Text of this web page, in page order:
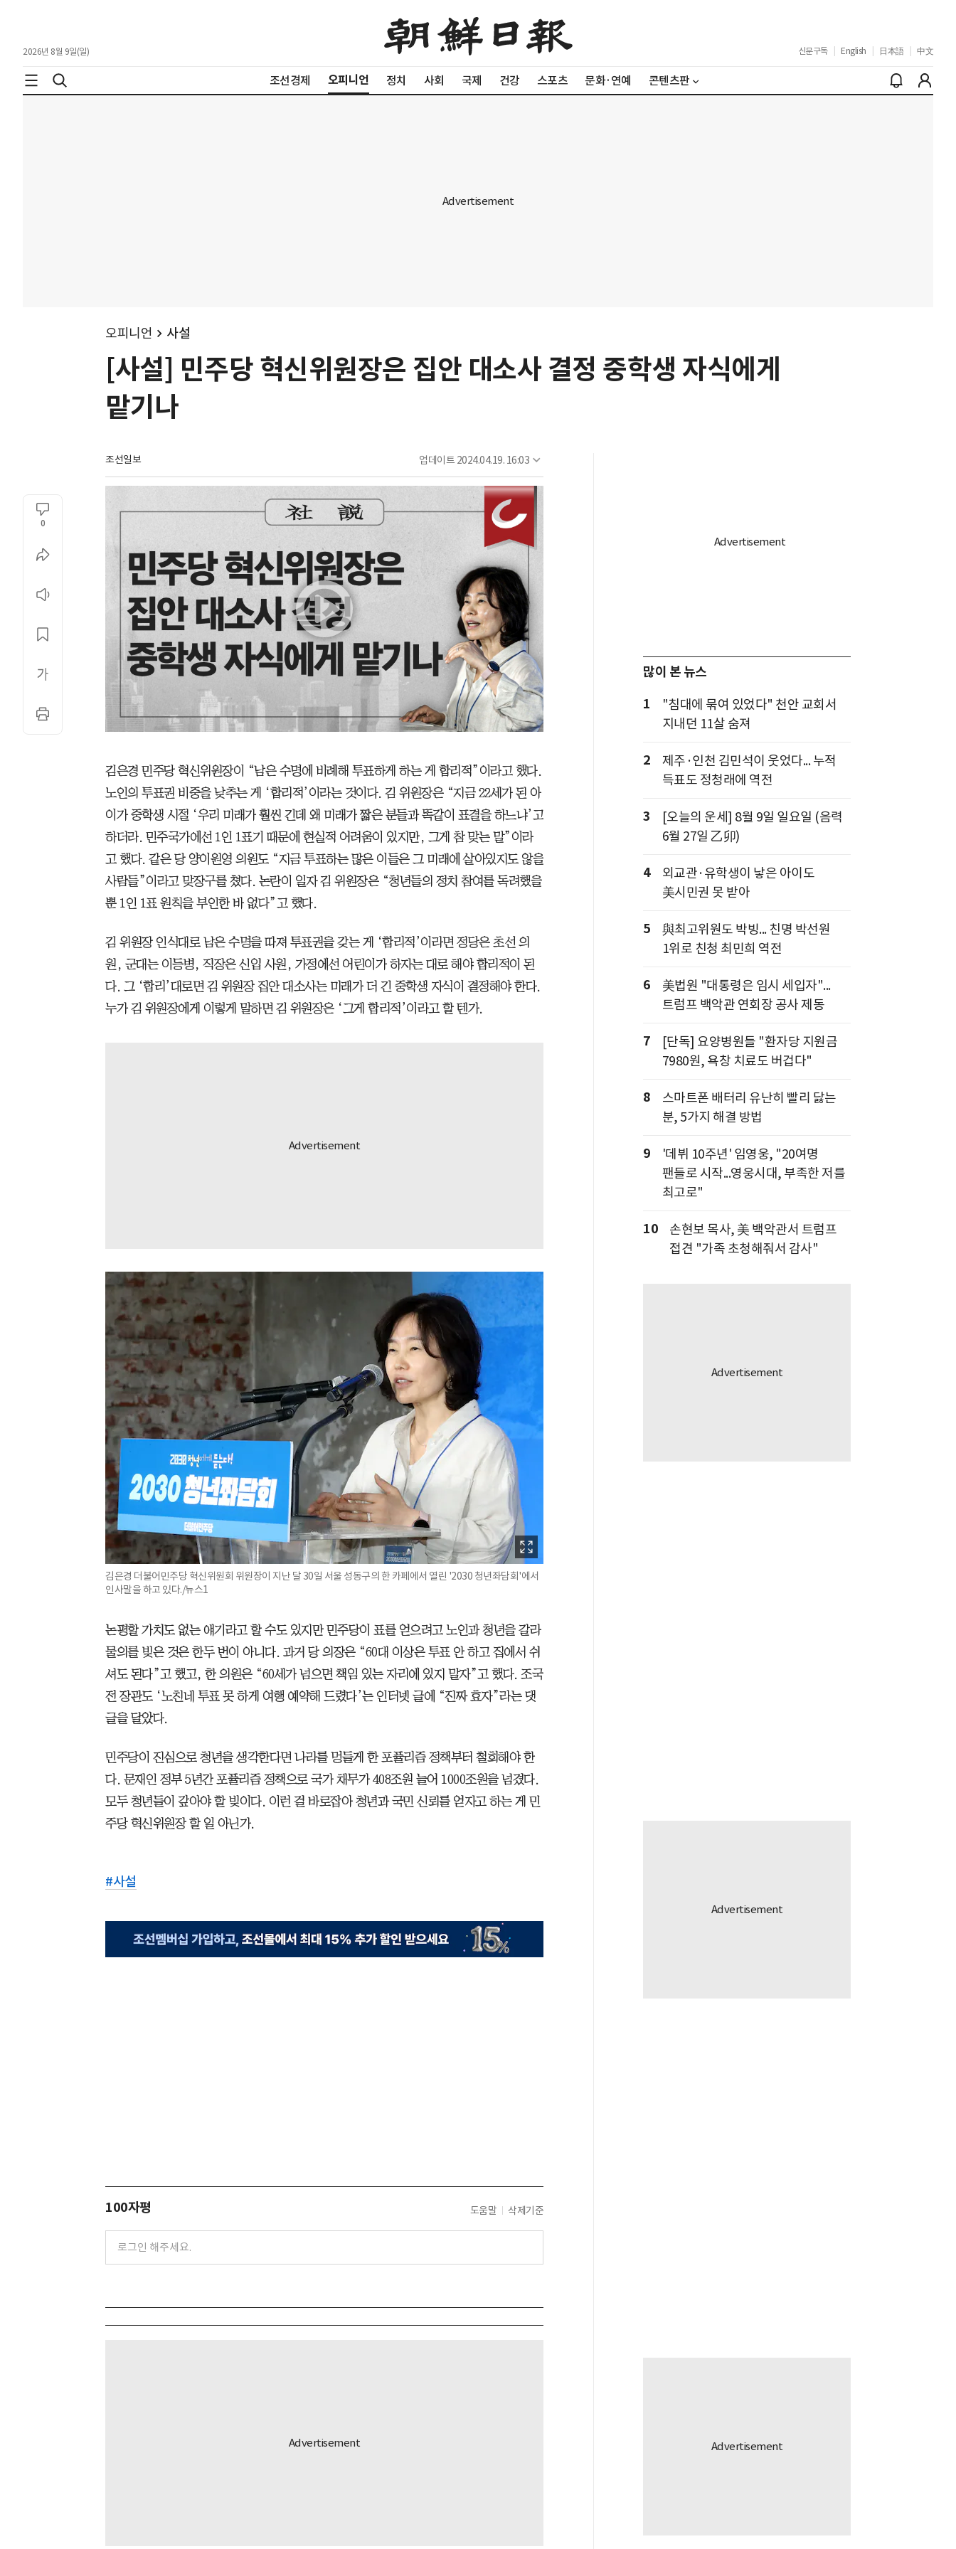
2026년 8월 9일(일) 신문구독 English 日本語 中文
조선경제 오피니언 정치 사회 국제 건강 스포츠 문화·연예 콘텐츠판
오피니언 사설
[사설] 민주당 혁신위원장은 집안 대소사 결정 중학생 자식에게
맡기나
조선일보 업데이트 2024.04.19. 16:03
0
김은경 민주당 혁신위원장이 “남은 수명에 비례해 투표하게 하는 게 합리적”이라고 했다.
노인의 투표권 비중을 낮추는 게 ‘합리적’이라는 것이다. 김 위원장은 “지금 22세가 된 아
이가 중학생 시절 ‘우리 미래가 훨씬 긴데 왜 미래가 짧은 분들과 똑같이 표결을 하느냐’고
하더라. 민주국가에선 1인 1표기 때문에 현실적 어려움이 있지만, 그게 참 맞는 말”이라
고 했다. 같은 당 양이원영 의원도 “지금 투표하는 많은 이들은 그 미래에 살아있지도 않을
사람들”이라고 맞장구를 쳤다. 논란이 일자 김 위원장은 “청년들의 정치 참여를 독려했을
뿐 1인 1표 원칙을 부인한 바 없다”고 했다.
김 위원장 인식대로 남은 수명을 따져 투표권을 갖는 게 ‘합리적’이라면 정당은 초선 의
원, 군대는 이등병, 직장은 신입 사원, 가정에선 어린이가 하자는 대로 해야 합리적이 된
다. 그 ‘합리’대로면 김 위원장 집안 대소사는 미래가 더 긴 중학생 자식이 결정해야 한다.
누가 김 위원장에게 이렇게 말하면 김 위원장은 ‘그게 합리적’이라고 할 텐가.
김은경 더불어민주당 혁신위원회 위원장이 지난 달 30일 서울 성동구의 한 카페에서 열린 '2030 청년좌담회'에서
인사말을 하고 있다./뉴스1
논평할 가치도 없는 얘기라고 할 수도 있지만 민주당이 표를 얻으려고 노인과 청년을 갈라
물의를 빚은 것은 한두 번이 아니다. 과거 당 의장은 “60대 이상은 투표 안 하고 집에서 쉬
셔도 된다”고 했고, 한 의원은 “60세가 넘으면 책임 있는 자리에 있지 말자”고 했다. 조국
전 장관도 ‘노친네 투표 못 하게 여행 예약해 드렸다’는 인터넷 글에 “진짜 효자”라는 댓
글을 달았다.
민주당이 진심으로 청년을 생각한다면 나라를 멍들게 한 포퓰리즘 정책부터 철회해야 한
다. 문재인 정부 5년간 포퓰리즘 정책으로 국가 채무가 408조원 늘어 1000조원을 넘겼다.
모두 청년들이 갚아야 할 빚이다. 이런 걸 바로잡아 청년과 국민 신뢰를 얻자고 하는 게 민
주당 혁신위원장 할 일 아닌가.
#사설
100자평 도움말 삭제기준
많이 본 뉴스
1
"침대에 묶여 있었다" 천안 교회서
지내던 11살 숨져
2
제주·인천 김민석이 웃었다... 누적
득표도 정청래에 역전
3
[오늘의 운세] 8월 9일 일요일 (음력
6월 27일 乙卯)
4
외교관·유학생이 낳은 아이도
美시민권 못 받아
5
與최고위원도 박빙... 친명 박선원
1위로 친청 최민희 역전
6
美법원 "대통령은 임시 세입자"...
트럼프 백악관 연회장 공사 제동
7
[단독] 요양병원들 "환자당 지원금
7980원, 욕창 치료도 버겁다"
8
스마트폰 배터리 유난히 빨리 닳는
분, 5가지 해결 방법
9
'데뷔 10주년' 임영웅, "20여명
팬들로 시작...영웅시대, 부족한 저를
최고로"
10
손현보 목사, 美 백악관서 트럼프
접견 "가족 초청해줘서 감사"